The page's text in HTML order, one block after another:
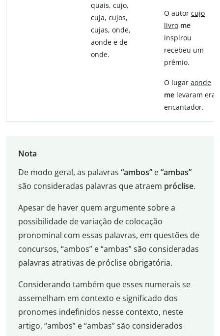
quais, cujo,
cuja, cujos,
cujas, onde,
aonde e de
onde.
O autor cujo
livro me
inspirou
recebeu um
prêmio.
O lugar aonde
me levaram era
encantador.
Nota
De modo geral, as palavras “ambos”e“ambas”
são consideradas palavras que atraem próclise.
Apesar de haver quem argumente sobre a
possibilidade de variação de colocação
pronominal com essas palavras, em questões de
concursos, “ambos” e “ambas” são consideradas
palavras atrativas de próclise obrigatória.
Considerando também que esses numerais se
assemelham em contexto e significado dos
pronomes indefinidos nesse contexto, neste
artigo, “ambos” e “ambas” são considerados